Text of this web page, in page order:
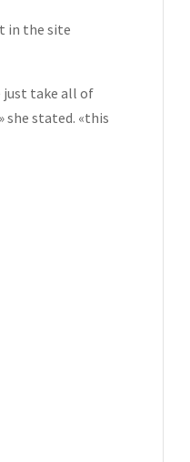
in the site
just take all of
she stated. «this